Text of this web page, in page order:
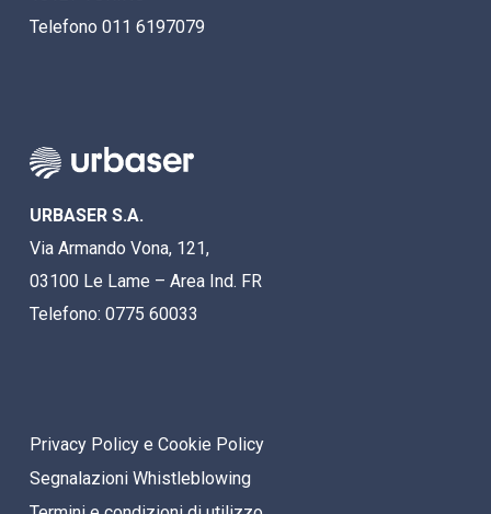
Telefono 011 6197079
URBASER S.A.
Via Armando Vona, 121,
03100 Le Lame – Area Ind. FR
Telefono: 0775 60033
Privacy Policy e Cookie Policy
Segnalazioni Whistleblowing